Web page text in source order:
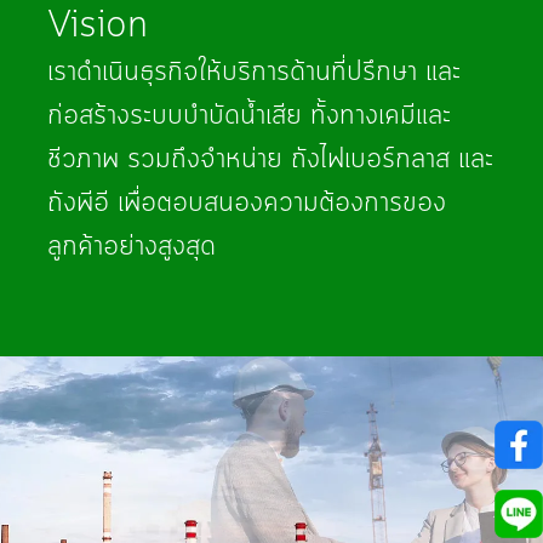
Vision
เราดำเนินธุรกิจให้บริการด้านที่ปรึกษา และ
ก่อสร้างระบบบำบัดน้ำเสีย ทั้งทางเคมีและ
ชีวภาพ รวมถึงจำหน่าย ถังไฟเบอร์กลาส และ
ถังพีอี เพื่อตอบสนองความต้องการของ
ลูกค้าอย่างสูงสุด